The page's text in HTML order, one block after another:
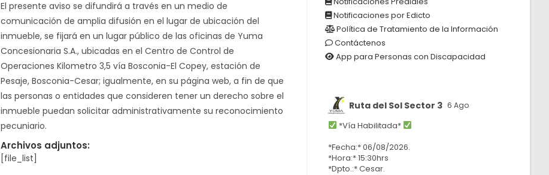
El presente aviso se difundirá a través en un medio de
comunicación de amplia difusión en el lugar de ubicación del
inmueble, se fijará en un lugar público de las oficinas de Yuma
Concesionaria S.A., ubicadas en el Centro de Control de
Operaciones Kilometro 3,5 vía Bosconia-El Copey, estación de
Pesaje, Bosconia-Cesar; igualmente, en su página web, a fin de que
las personas o entidades que consideren tener un derecho sobre el
inmueble puedan solicitar administrativamente su reconocimiento
pecuniario.
Archivos adjuntos:
[file_list]
Notificaciones por Edicto
Política de Tratamiento de la Información
Contáctenos
App para Personas con Discapacidad
Ruta del Sol Sector 3 6 Ago
*Vía Habilitada*
*Fecha:* 06/08/2026.
*Hora:* 15:30hrs
*Dpto.:* Cesar.